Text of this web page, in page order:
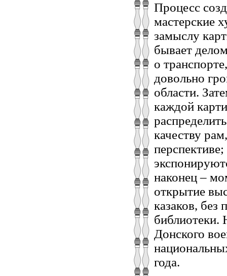
Процесс
мастерские
замыслу
бывает
о
довольно
области.
каждой
качеству
наконец –
открытие
казаков, без
библиотеки.
Донского
года.